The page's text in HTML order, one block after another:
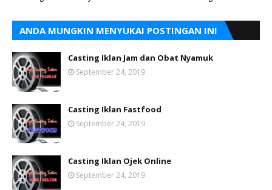
ANDA MUNGKIN MENYUKAI POSTINGAN INI
Casting Iklan Jam dan Obat Nyamuk
September 24, 2019
Casting Iklan Fastfood
September 24, 2019
Casting Iklan Ojek Online
September 24, 2019